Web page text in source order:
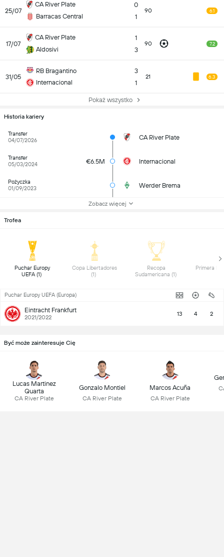
25/07
CA River Plate
Barracas Central
0
1
90 6.1
17/07
CA River Plate
Aldosivi
1
3
90 7.2
31/05
RB Bragantino
Internacional
3
1
21 6.3
Pokaż wszystko
Historia kariery
Transfer
04/07/2026
CA River Plate
Transfer
05/03/2024
€6.5M Internacional
Pożyczka
01/09/2023
Werder Brema
Zobacz więcej
Trofea
Puchar Europy
Copa Libertadores
Recopa
Sudamericana (1)
Puchar Europy UEFA (Europa)
Eintracht Frankfurt
2021/2022 13 4 2
Być może zainteresuje Cię
Lucas Martinez
Quarta
CA River Plate
Gonzalo Montiel
CA River Plate
Marcos Acuña
CA River Plate